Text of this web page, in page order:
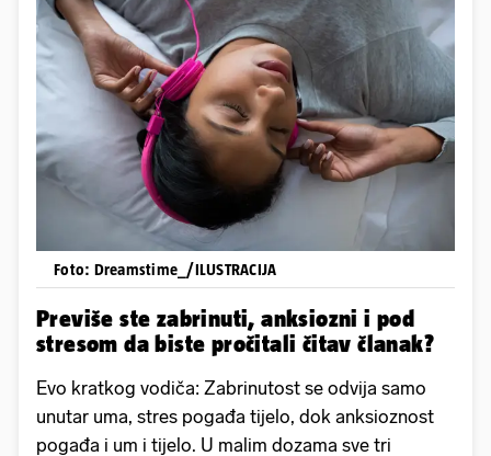
Foto: Dreamstime_/ILUSTRACIJA
Previše ste zabrinuti, anksiozni i pod
stresom da biste pročitali čitav članak?
Evo kratkog vodiča: Zabrinutost se odvija samo
unutar uma, stres pogađa tijelo, dok anksioznost
pogađa i um i tijelo. U malim dozama sve tri